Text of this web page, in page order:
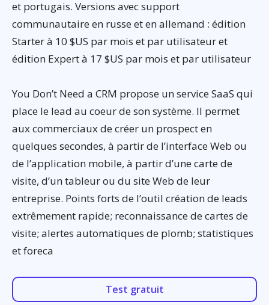
et portugais. Versions avec support
communautaire en russe et en allemand : édition
Starter à 10 $US par mois et par utilisateur et
édition Expert à 17 $US par mois et par utilisateur
You Don’t Need a CRM propose un service SaaS qui
place le lead au coeur de son système. Il permet
aux commerciaux de créer un prospect en
quelques secondes, à partir de l’interface Web ou
de l’application mobile, à partir d’une carte de
visite, d’un tableur ou du site Web de leur
entreprise. Points forts de l’outil création de leads
extrêmement rapide; reconnaissance de cartes de
visite; alertes automatiques de plomb; statistiques
et foreca
Test gratuit